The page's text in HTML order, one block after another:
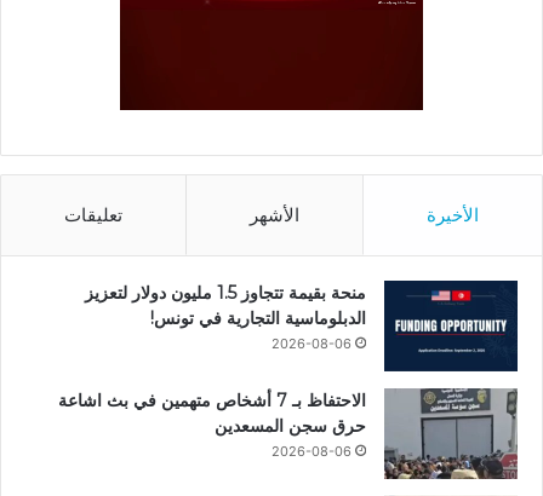
الأخيرة الأشهر تعليقات
منحة بقيمة تتجاوز 1.5 مليون دولار لتعزيز
الدبلوماسية التجارية في تونس!
2026-08-06
الاحتفاظ بـ 7 أشخاص متهمين في بث اشاعة
حرق سجن المسعدين
2026-08-06